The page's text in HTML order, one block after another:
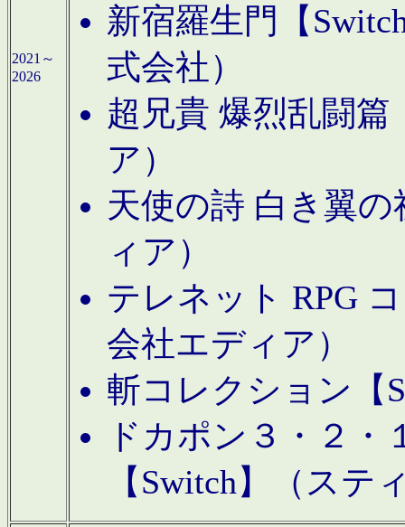
2021～
2026
新宿羅生門【
式会社）
超兄貴 爆烈乱闘篇
ア）
天使の詩 白き翼
ィア）
テレネット RPG
会社エディア）
斬コレクション【
ドカポン３・２
【Switch】（ステ